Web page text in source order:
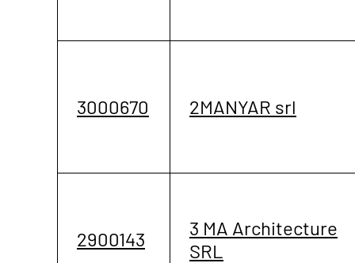
3000670 2MANYAR srl
2900143
3 MA Architecture
SRL